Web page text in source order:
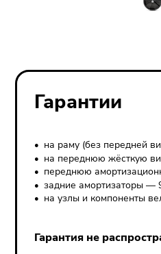
Гарантии
на раму (без передней
на переднюю жёсткую
переднюю
задние амортизаторы —
на узлы и компоненты
Гарантия не